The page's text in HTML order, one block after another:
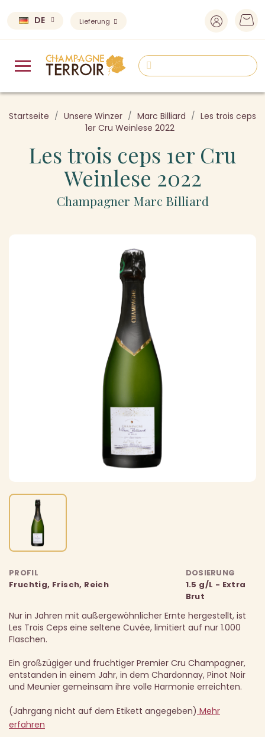
DE Lieferung
Startseite Unsere Winzer Marc Billiard
Les trois ceps
1er Cru Weinlese 2022
Les trois ceps 1er Cru
Weinlese 2022
Champagner Marc Billiard
PROFIL
Fruchtig, Frisch, Reich
DOSIERUNG
1.5 g/L - Extra
Brut
Nur in Jahren mit außergewöhnlicher Ernte hergestellt, ist
Les Trois Ceps eine seltene Cuvée, limitiert auf nur 1.000
Flaschen.
Ein großzügiger und fruchtiger Premier Cru Champagner,
entstanden in einem Jahr, in dem Chardonnay, Pinot Noir
und Meunier gemeinsam ihre volle Harmonie erreichten.
(Jahrgang nicht auf dem Etikett angegeben) Mehr
erfahren